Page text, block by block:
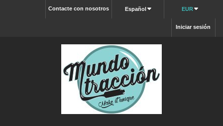
EUR
Español
Contacte con nosotros
Iniciar sesión